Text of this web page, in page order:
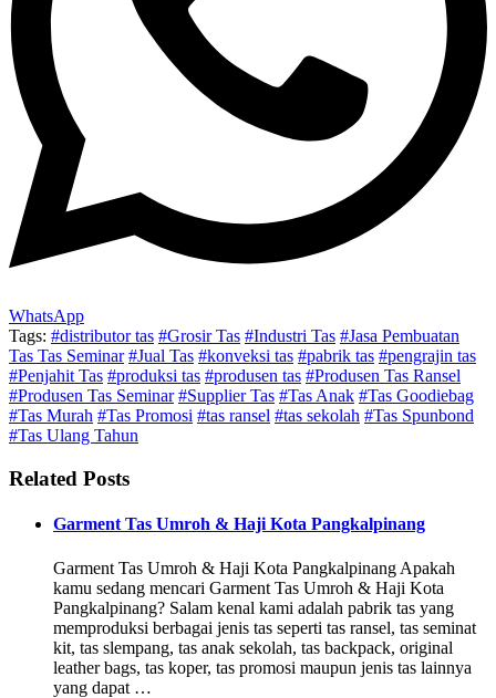
WhatsApp
Tags: #distributor tas #Grosir Tas #Industri Tas #Jasa Pembuatan
Tas Tas Seminar #Jual Tas #konveksi tas #pabrik tas #pengrajin tas
#Penjahit Tas #produksi tas #produsen tas #Produsen Tas Ransel
#Produsen Tas Seminar #Supplier Tas #Tas Anak #Tas Goodiebag
#Tas Murah #Tas Promosi #tas ransel #tas sekolah #Tas Spunbond
#Tas Ulang Tahun
Related Posts
Garment Tas Umroh & Haji Kota Pangkalpinang
Garment Tas Umroh & Haji Kota Pangkalpinang Apakah
kamu sedang mencari Garment Tas Umroh & Haji Kota
Pangkalpinang? Salam kenal kami adalah pabrik tas yang
memproduksi berbagai jenis tas seperti tas ransel, tas seminat
kit, tas slempang, tas anak sekolah, tas backpack, original
leather bags, tas koper, tas promosi maupun jenis tas lainnya
yang dapat …